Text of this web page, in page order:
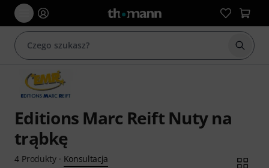
Editions Marc Reift Nuty na
trąbkę
4 Produkty· Konsultacja